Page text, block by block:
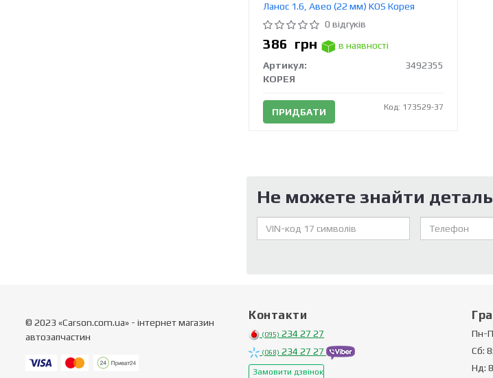
Ланос 1.6, Авео (22 мм) KOS Корея
0 відгуків
386 грн
в наявності
Артикул:
3492355
КОРЕЯ
ПРИДБАТИ Код: 173529-37
Не можете знайти
© 2023 «Carson.com.ua» - інтернет магазин
автозапчастин
Контакти
(095) 234 27 27
(068) 234 27 27
Замовити дзвінок
Пн-
Сб:
Нд: